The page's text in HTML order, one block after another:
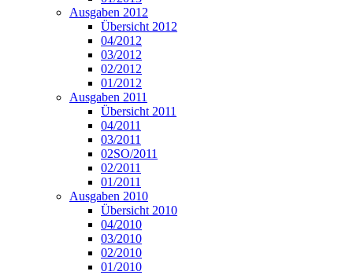
Ausgaben 2012
Übersicht 2012
04/2012
03/2012
02/2012
01/2012
Ausgaben 2011
Übersicht 2011
04/2011
03/2011
02SO/2011
02/2011
01/2011
Ausgaben 2010
Übersicht 2010
04/2010
03/2010
02/2010
01/2010